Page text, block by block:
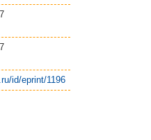
id/eprint/1196